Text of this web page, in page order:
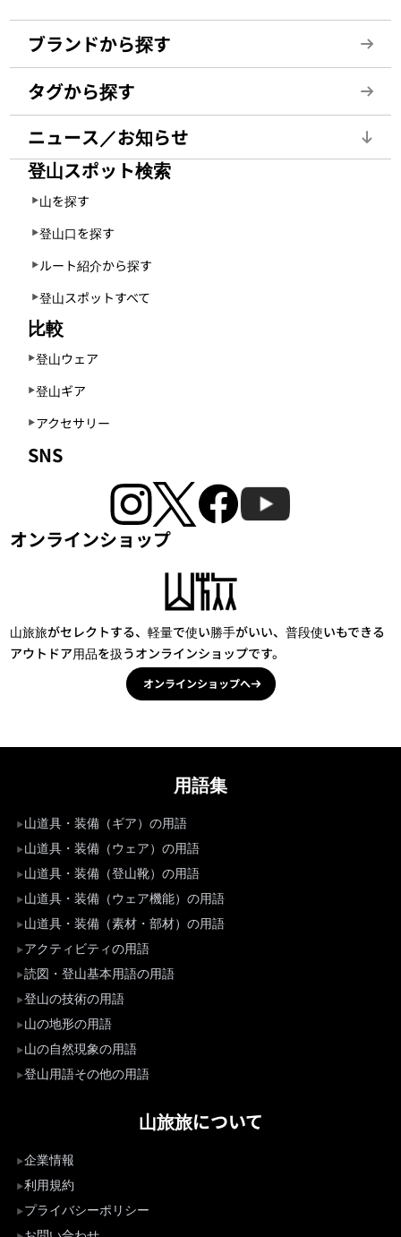
ブランドから探す
タグから探す
ニュース／お知らせ
登山スポット検索
山を探す
登山口を探す
ルート紹介から探す
登山スポットすべて
比較
登山ウェア
登山ギア
アクセサリー
SNS
オンラインショップ
山旅旅がセレクトする、軽量で使い勝手がいい、普段使いもできる
アウトドア用品を扱うオンラインショップです。
オンラインショップへ
用語集
山道具・装備（ギア）の用語
山道具・装備（ウェア）の用語
山道具・装備（登山靴）の用語
山道具・装備（ウェア機能）の用語
山道具・装備（素材・部材）の用語
アクティビティの用語
読図・登山基本用語の用語
登山の技術の用語
山の地形の用語
山の自然現象の用語
登山用語その他の用語
山旅旅について
企業情報
利用規約
プライバシーポリシー